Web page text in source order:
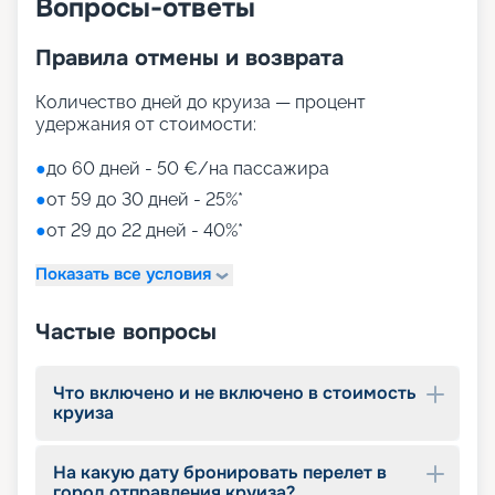
корме;
накрытый светодиодным куполом;
• MSC Aurea Spa – огромный выбор Spa-
процедур на площади 1000 м2;
• игровые зоны от LEGO;
• детский клуб Chicco.
Путешествуйте с
«Круиз.онлайн»
Наша компания предлагает купить путевки на
круизы MSC World Europa не выходя из дома. На
информацию для выбора тура: расписание
круизов на 2026 - 2027 г., характеристики
лайнера, описание кают, цены на путевки, фото
Опытные специалисты с удовольствием
Вопросы-ответы
Правила отмены и возврата
Количество дней до круиза — процент
удержания от стоимости:
●до 60 дней - 50 €/на пассажира
●от 59 до 30 дней - 25%*
●от 29 до 22 дней - 40%*
Показать все условия
Частые вопросы
Что включено и не включено в стоимость
круиза
На какую дату бронировать перелет в